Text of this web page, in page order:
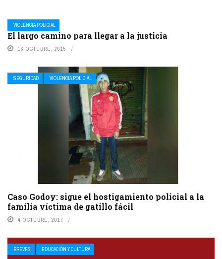
VIOLENCIA POLICIAL
El largo camino para llegar a la justicia
16 OCTUBRE, 2015
SEGURIDAD VIOLENCIA POLICIAL
Caso Godoy: sigue el hostigamiento policial a la
familia víctima de gatillo fácil
4 OCTUBRE, 2017
BREVES EDUCACIÓN Y CULTURA